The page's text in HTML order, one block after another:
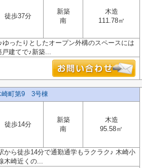
徒歩37分
新築
南
木造
111.78㎡
ったりとしたオープン外構のスペースには
建てで♪新築...
崎町第9 3号棟
徒歩14分
新築
南
木造
95.58㎡
から徒歩14分で通勤通学もラクラク♪ 木崎小
木崎近くの...